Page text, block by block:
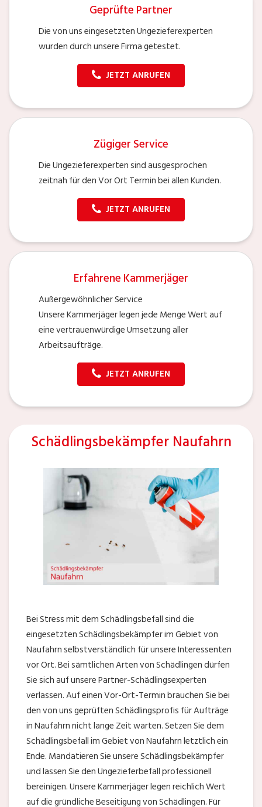
Geprüfte Partner
Die von uns eingesetzten Ungezieferexperten
wurden durch unsere Firma getestet.
JETZT ANRUFEN
Zügiger Service
Die Ungezieferexperten sind ausgesprochen
zeitnah für den Vor Ort Termin bei allen Kunden.
JETZT ANRUFEN
Erfahrene Kammerjäger
Außergewöhnlicher Service
Unsere Kammerjäger legen jede Menge Wert auf
eine vertrauenwürdige Umsetzung aller
Arbeitsaufträge.
JETZT ANRUFEN
Schädlingsbekämpfer Naufahrn
Bei Stress mit dem Schädlingsbefall sind die
eingesetzten Schädlingsbekämpfer im Gebiet von
Naufahrn selbstverständlich für unsere Interessenten
vor Ort. Bei sämtlichen Arten von Schädlingen dürfen
Sie sich auf unsere Partner-Schädlingsexperten
verlassen. Auf einen Vor-Ort-Termin brauchen Sie bei
den von uns geprüften Schädlingsprofis für Aufträge
in Naufahrn nicht lange Zeit warten. Setzen Sie dem
Schädlingsbefall im Gebiet von Naufahrn letztlich ein
Ende. Mandatieren Sie unsere Schädlingsbekämpfer
und lassen Sie den Ungezieferbefall professionell
bereinigen. Unsere Kammerjäger legen reichlich Wert
auf die gründliche Beseitigung von Schädlingen. Für